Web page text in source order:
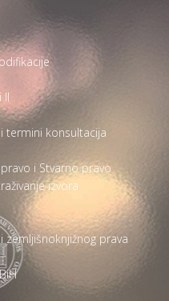
II
termini konsultacija
i Stvarno pravo
izvora
zemljišnoknjižnog prava